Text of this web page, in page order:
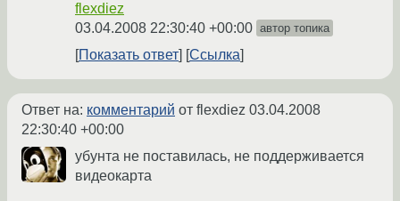
flexdiez
03.04.2008 22:30:40 +00:00 автор топика
Показать ответ Ссылка
Ответ на: комментарий от flexdiez 03.04.2008
22:30:40 +00:00
убунта не поставилась, не поддерживается
видеокарта